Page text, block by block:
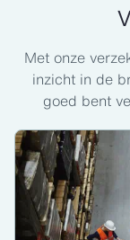
Met onze
inzicht in de
goed bent